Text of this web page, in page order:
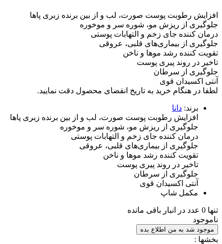
افزایش رطوبت پوست صورت، لب و از بین برنده زبری پاها
جلوگیری از ریزش مو، شوره سر و موخوره
درمان کننده جای زخم و التهابات پوستی
جلوگیری از بیماری‌های قلبی، عروقی
تقویت کننده رشد موها و ناخن
تاخیر در روند پیری پوست
جلوگیری از سرطان
آنتی اکسیدان قوی
لطفا در هنگام خرید به تاریخ انقضای محصول دقت نمایید.
برند: دانا
افزایش رطوبت پوست صورت، لب و از بین برنده زبری پاها
جلوگیری از ریزش مو، شوره سر و موخوره
درمان کننده جای زخم و التهابات پوستی
جلوگیری از بیماری‌های قلبی، عروقی
تقویت کننده رشد موها و ناخن
تاخیر در روند پیری پوست
جلوگیری از سرطان
آنتی اکسیدان قوی
مکمل شاپ
تنها 0 عدد در انبار باقی مانده
ناموجود
موجود شد به من اطلاع بده
بخشها :